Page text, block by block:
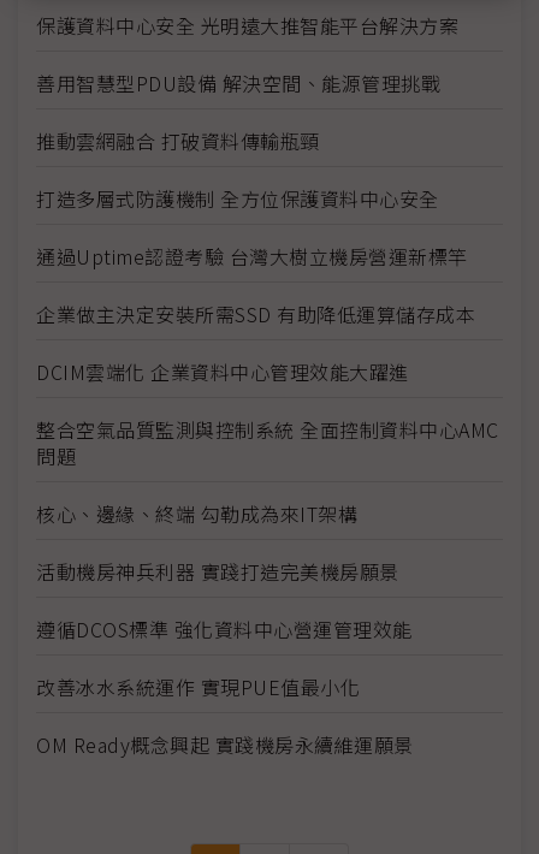
保護資料中心安全 光明遠大推智能平台解決方案
善用智慧型PDU設備 解決空間、能源管理挑戰
推動雲網融合 打破資料傳輸瓶頸
打造多層式防護機制 全方位保護資料中心安全
通過Uptime認證考驗 台灣大樹立機房營運新標竿
企業做主決定安裝所需SSD 有助降低運算儲存成本
DCIM雲端化 企業資料中心管理效能大躍進
整合空氣品質監測與控制系統 全面控制資料中心AMC
問題
核心、邊緣、終端 勾勒成為來IT架構
活動機房神兵利器 實踐打造完美機房願景
遵循DCOS標準 強化資料中心營運管理效能
改善冰水系統運作 實現PUE值最小化
OM Ready概念興起 實踐機房永續維運願景